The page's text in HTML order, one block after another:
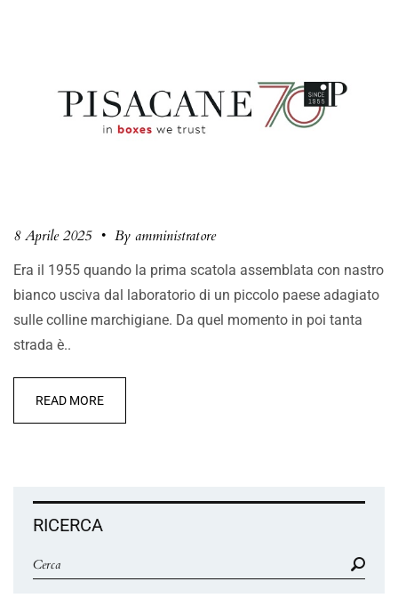
8 Aprile 2025 • By amministratore
Era il 1955 quando la prima scatola assemblata con nastro
bianco usciva dal laboratorio di un piccolo paese adagiato
sulle colline marchigiane. Da quel momento in poi tanta
strada è..
READ MORE
RICERCA